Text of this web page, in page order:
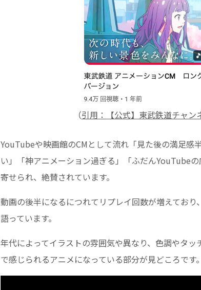
（引用：【公式】東武鉄道チャ
YouTubeや映画館のCMとして流れ「見た後の満足感
い」「神アニメーション過ぎる」「ふだんYouTube
寄せられ、絶賛されています。
動画の後半になるにつれてリプレイ回数が増えてお
語っています。
年代によってイラストの雰囲気や異なり、色調やタ
で感じられるアニメになっている部分が見どころです。